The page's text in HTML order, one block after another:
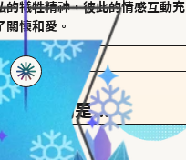
的犧牲精神，彼此的情感互動充
關懷和愛。
主調蠟燭是...